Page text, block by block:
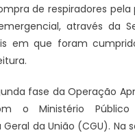
de respiradores
através da
em que foram
fase da Operação
o Ministério
da União (CGU). Na